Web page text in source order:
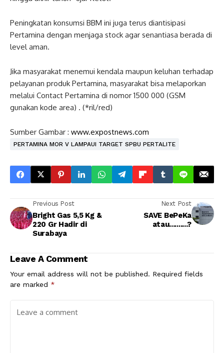
Peningkatan konsumsi BBM ini juga terus diantisipasi
Pertamina dengan menjaga stock agar senantiasa berada di
level aman.
Jika masyarakat menemui kendala maupun keluhan terhadap
pelayanan produk Pertamina, masyarakat bisa melaporkan
melalui Contact Pertamina di nomor 1500 000 (GSM
gunakan kode area) . (*ril/red)
Sumber Gambar : www.expostnews.com
PERTAMINA MOR V LAMPAUI TARGET SPBU PERTALITE
Previous Post
Bright Gas 5,5 Kg &
220 Gr Hadir di
Surabaya
Next Post
SAVE BePeKa
atau..........?
Leave A Comment
Your email address will not be published. Required fields
are marked *